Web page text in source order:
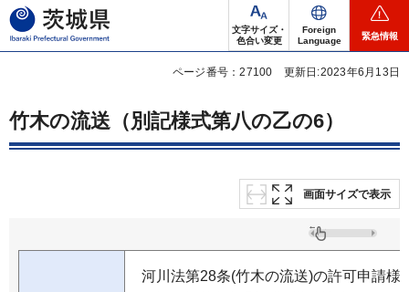
茨城県
文字サイズ・
色合い変更
Foreign
Language
緊急情報
ページ番号：27100 更新日:2023年6月13日
竹木の流送（別記様式第八の乙の6）
画面サイズで表示
河川法第28条(竹木の流送)の許可申請様